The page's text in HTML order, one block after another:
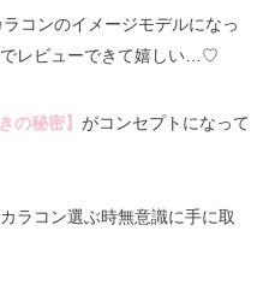
コンのイメージモデルになっ
でレビューできて嬉しい…♡
の秘密】がコンセプトになって
ラコン選ぶ時無意識に手に取